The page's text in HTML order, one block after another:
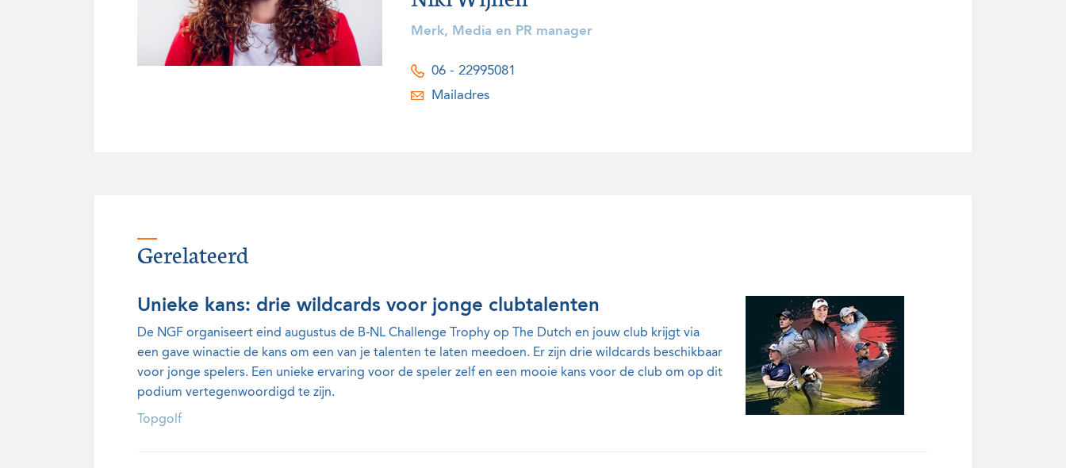
Merk, Media en PR manager
06 - 22995081
Mailadres
Gerelateerd
Unieke kans: drie wildcards voor jonge clubtalenten
De NGF organiseert eind augustus de B-NL Challenge Trophy op The Dutch en jouw club krijgt via
een gave winactie de kans om een van je talenten te laten meedoen. Er zijn drie wildcards beschikbaar
voor jonge spelers. Een unieke ervaring voor de speler zelf en een mooie kans voor de club om op dit
podium vertegenwoordigd te zijn.
Topgolf